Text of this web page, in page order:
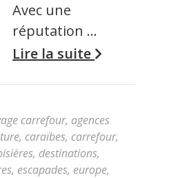
Avec une
réputation …
Lire la suite
carrefour, agences
, caraïbes, carrefour,
, destinations,
, escapades, europe,